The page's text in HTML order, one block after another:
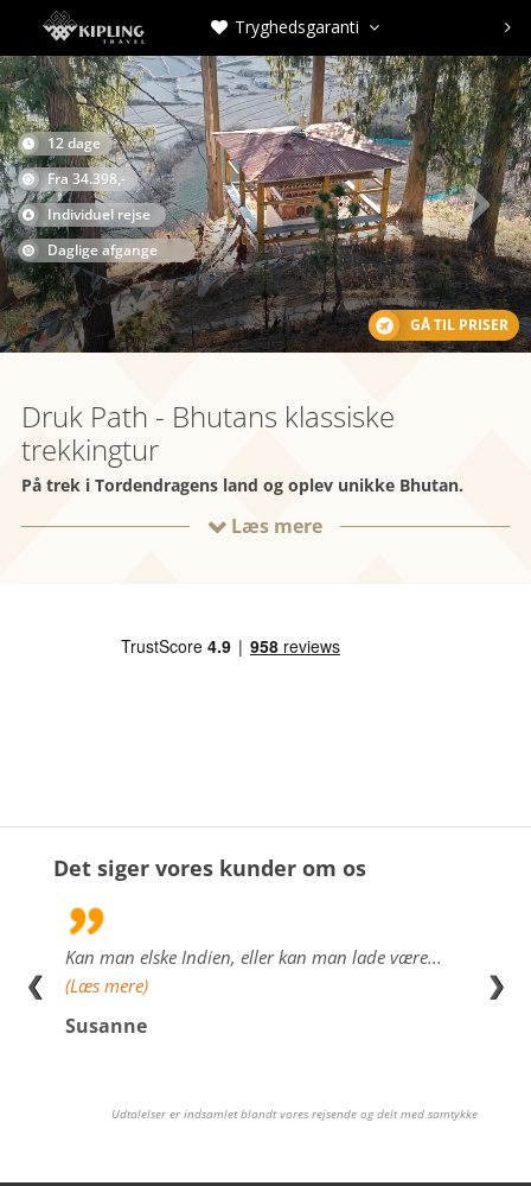
 Tryghedsgaranti  
12 dage
Fra 34.398,-
Individuel rejse
Daglige afgange
GÅ TIL PRISER
 
Druk Path - Bhutans klassiske
trekkingtur
På trek i Tordendragens land og oplev unikke Bhutan.
 Læs mere
Det siger vores kunder om os
Kan man elske Indien, eller kan man lade være...
(Læs mere)
Susanne
Sri
❮ ❯
Udtalelser er indsamlet blandt vores rejsende og delt med samtykke